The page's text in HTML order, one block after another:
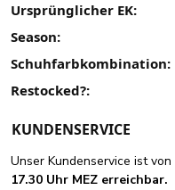
Ursprünglicher EK:
Season:
Schuhfarbkombination:
Restocked?:
KUNDENSERVICE
Unser Kundenservice ist von
17.30 Uhr MEZ erreichbar.